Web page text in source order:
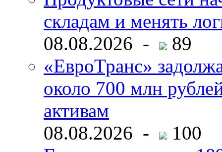
складам и менять
08.08.2026 -
89
«ЕвроТранс»
около 700 млн
активам
08.08.2026 -
100